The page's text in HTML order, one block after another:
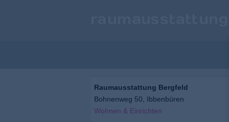
Raumausstattung Bergfeld
Bohnenweg 50, Ibbenbüren
Wohnen & Einrichten